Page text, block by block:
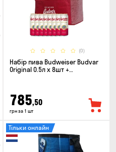
(0)
Набір пива Budweiser Budvar
Original 0.5л х 8шт +
785,50
грн за 1 шт
Тільки онлайн